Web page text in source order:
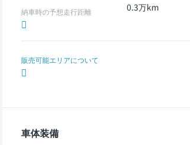
納車時の予想走行距離 0.3万km
販売可能エリアについて
車体装備